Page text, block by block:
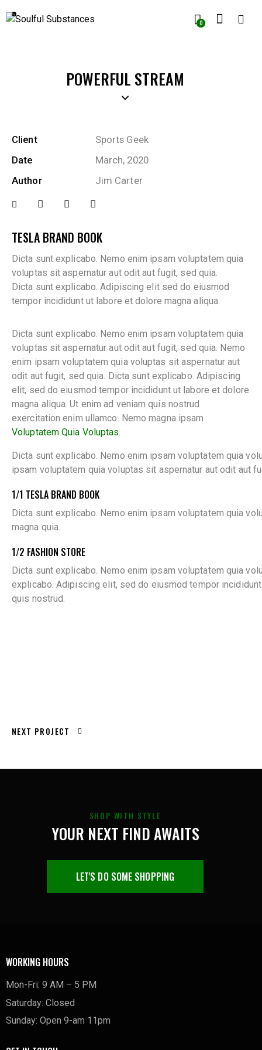
0
POWERFUL STREAM
Client
Sports Geek
Date
March, 2020
Author
Jim Carter
TESLA BRAND BOOK
Dicta sunt explicabo. Nemo enim ipsam voluptatem quia
voluptas sit aspernatur aut odit aut fugit, sed quia.
Dicta sunt explicabo. Adipiscing elit sed do eiusmod
tempor incididunt ut labore et dolore magna aliqua.
Dicta sunt explicabo. Nemo enim ipsam voluptatem quia
voluptas sit aspernatur aut odit aut fugit, sed quia. Nemo
enim ipsam voluptatem quia voluptas sit aspernatur aut
odit aut fugit, sed quia. Dicta sunt explicabo. Adipiscing
elit, sed do eiusmod tempor incididunt ut labore et dolore
magna aliqua. Ut enim ad veniam quis nostrud
exercitation enim ullamco. Nemo magna ipsam
Voluptatem Quia Voluptas.
Dicta sunt explicabo. Nemo enim ipsam voluptatem quia
ipsam voluptatem quia voluptas sit aspernatur aut odit aut
1/1 TESLA BRAND BOOK
Dicta sunt explicabo. Nemo enim ipsam voluptatem quia
magna quia.
1/2 FASHION STORE
Dicta sunt explicabo. Nemo enim ipsam voluptatem quia
explicabo. Adipiscing elit, sed do eiusmod tempor
quis nostrud.
NEXT PROJECT
SHOP WITH STYLE
YOUR NEXT FIND AWAITS
LET'S DO SOME SHOPPING
WORKING HOURS
Mon-Fri: 9 AM – 5 PM
Saturday: Closed
Sunday: Open 9-am 11pm